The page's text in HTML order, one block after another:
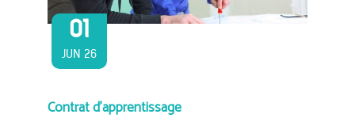
01
JUN 26
Contrat d’apprentissage